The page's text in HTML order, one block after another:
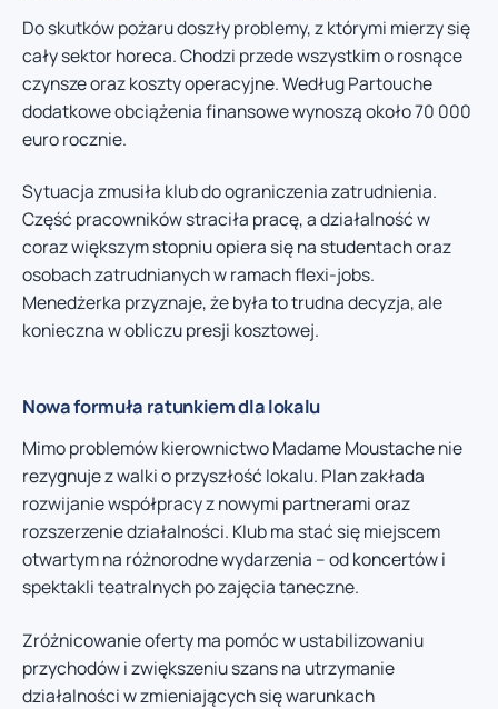
Do skutków pożaru doszły problemy, z którymi mierzy się
cały sektor horeca. Chodzi przede wszystkim o rosnące
czynsze oraz koszty operacyjne. Według Partouche
dodatkowe obciążenia finansowe wynoszą około 70 000
euro rocznie.
Sytuacja zmusiła klub do ograniczenia zatrudnienia.
Część pracowników straciła pracę, a działalność w
coraz większym stopniu opiera się na studentach oraz
osobach zatrudnianych w ramach flexi-jobs.
Menedżerka przyznaje, że była to trudna decyzja, ale
konieczna w obliczu presji kosztowej.
Nowa formuła ratunkiem dla lokalu
Mimo problemów kierownictwo Madame Moustache nie
rezygnuje z walki o przyszłość lokalu. Plan zakłada
rozwijanie współpracy z nowymi partnerami oraz
rozszerzenie działalności. Klub ma stać się miejscem
otwartym na różnorodne wydarzenia – od koncertów i
spektakli teatralnych po zajęcia taneczne.
Zróżnicowanie oferty ma pomóc w ustabilizowaniu
przychodów i zwiększeniu szans na utrzymanie
działalności w zmieniających się warunkach